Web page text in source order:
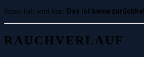
Schon kalt wird klar: Das ist keine
RAUCHVERLAUF